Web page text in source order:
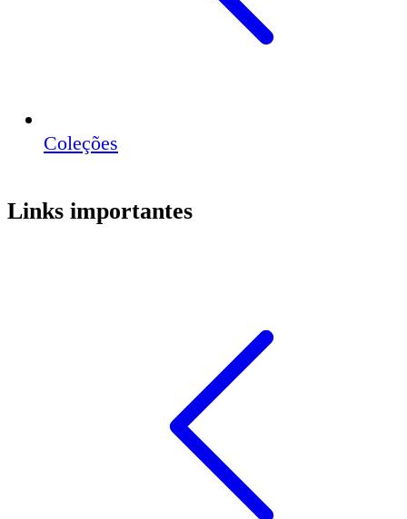
Coleções
Links importantes